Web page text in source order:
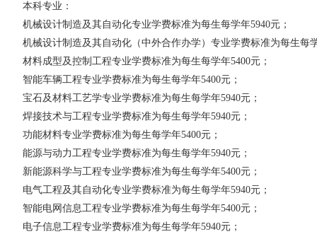
本科专业：
机械设计制造及其自动化专业学费标准为每生每学年5940元；
机械设计制造及其自动化（中外合作办学）专业学费标准为每生每
材料成型及控制工程专业学费标准为每生每学年5400元；
智能车辆工程专业学费标准为每生每学年5400元；
宝石及材料工艺学专业学费标准为每生每学年5940元；
焊接技术与工程专业学费标准为每生每学年5940元；
功能材料专业学费标准为每生每学年5400元；
能源与动力工程专业学费标准为每生每学年5940元；
新能源科学与工程专业学费标准为每生每学年5400元；
电气工程及其自动化专业学费标准为每生每学年5940元；
智能电网信息工程专业学费标准为每生每学年5400元；
电子信息工程专业学费标准为每生每学年5940元；